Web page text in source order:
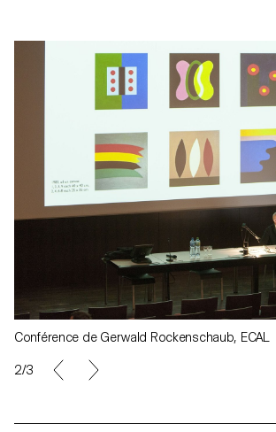
Conférence de Gerwald Rockenschaub, ECAL
2/3